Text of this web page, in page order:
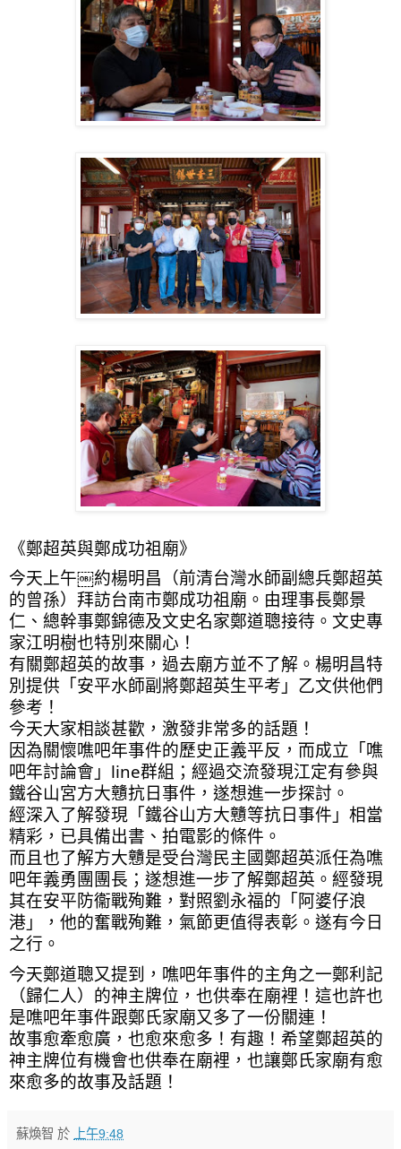
《鄭超英與鄭成功祖廟》
今天上午￼約楊明昌（前清台灣水師副總兵鄭超英
的曾孫）拜訪台南市鄭成功祖廟。由理事長鄭景
仁、總幹事鄭錦德及文史名家鄭道聰接待。文史專
家江明樹也特別來關心！
有關鄭超英的故事，過去廟方並不了解。楊明昌特
別提供「安平水師副將鄭超英生平考」乙文供他們
參考！
今天大家相談甚歡，激發非常多的話題！
因為關懷噍吧年事件的歷史正義平反，而成立「噍
吧年討論會」line群組；經過交流發現江定有參與
鐵谷山宮方大戇抗日事件，遂想進一步探討。
經深入了解發現「鐵谷山方大戇等抗日事件」相當
精彩，已具備出書、拍電影的條件。
而且也了解方大戇是受台灣民主國鄭超英派任為噍
吧年義勇團團長；遂想進一步了解鄭超英。經發現
其在安平防衞戰殉難，對照劉永福的「阿婆仔浪
港」，他的奮戰殉難，氣節更值得表彰。遂有今日
之行。
今天鄭道聰又提到，噍吧年事件的主角之一鄭利記
（歸仁人）的神主牌位，也供奉在廟裡！這也許也
是噍吧年事件跟鄭氏家廟又多了一份關連！
故事愈牽愈廣，也愈來愈多！有趣！希望鄭超英的
神主牌位有機會也供奉在廟裡，也讓鄭氏家廟有愈
來愈多的故事及話題！
蘇煥智 於 上午9:48